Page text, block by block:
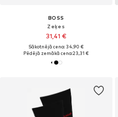
BOSS
Zeķes
31,41 €
Sākotnējā cena: 34,90 €
Pēdējā zemākā cena:23,31 €